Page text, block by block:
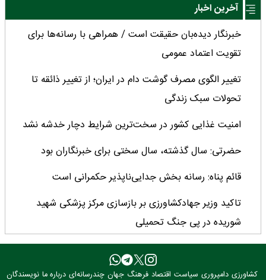
آخرین اخبار
خبرنگار دیده‌بان حقیقت است / همراهی با رسانه‌ها برای
تقویت اعتماد عمومی
تغییر الگوی مصرف گوشت دام در ایران؛ از تغییر ذائقه تا
تحولات سبک زندگی
امنیت غذایی کشور در سخت‌ترین شرایط دچار خدشه نشد
حضرتی: سال گذشته، سال سختی برای خبرنگاران بود
قائم پناه: رسانه بخش جدایی‌ناپذیر حکمرانی است
تاکید وزیر جهادکشاورزی بر بازسازی مرکز پزشکی شهید
شوریده در پی جنگ تحمیلی
خبرنگاران در جنگ‌های اخیر، منزلت روایتگری را عیان کردند
رسانه‌ها پل اعتمادآفرین میان مردم و دولت هستندکشاورزی دامپروری سیاست اقتصاد فرهنگ جهان چندرسانه‌ای درباره ما نویسندگان